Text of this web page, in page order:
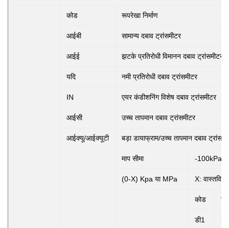
कोड रूपरेखा निर्माण
आईबी सामान्य दबाव ट्रांसमीटर
आईई झटके प्रतिरोधी विमानन दबाव ट्रांसमीटर
यदि नमी प्रतिरोधी दबाव ट्रांसमीटर
IN एयर कंडीशनिंग विशेष दबाव ट्रांसमीटर
आईसी उच्च तापमान दबाव ट्रांसमीटर
आईक्यू/आईक्यूटी बड़ा डायाफ्राम/उच्च तापमान दबाव
माप सीमा -
(0-X) Kpa या MPa X: वास्तविक
कोड
डी1